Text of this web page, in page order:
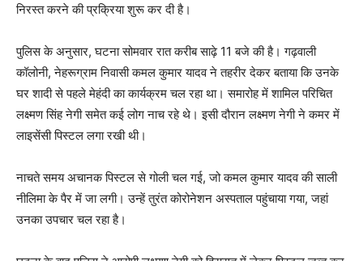
निरस्त करने की प्रक्रिया शुरू कर दी है।
पुलिस के अनुसार, घटना सोमवार रात करीब साढ़े 11 बजे की है। गढ़वाली
कॉलोनी, नेहरूग्राम निवासी कमल कुमार यादव ने तहरीर देकर बताया कि उनके
घर शादी से पहले मेहंदी का कार्यक्रम चल रहा था। समारोह में शामिल परिचित
लक्ष्मण सिंह नेगी समेत कई लोग नाच रहे थे। इसी दौरान लक्ष्मण नेगी ने कमर में
लाइसेंसी पिस्टल लगा रखी थी।
नाचते समय अचानक पिस्टल से गोली चल गई, जो कमल कुमार यादव की साली
नीलिमा के पैर में जा लगी। उन्हें तुरंत कोरोनेशन अस्पताल पहुंचाया गया, जहां
उनका उपचार चल रहा है।